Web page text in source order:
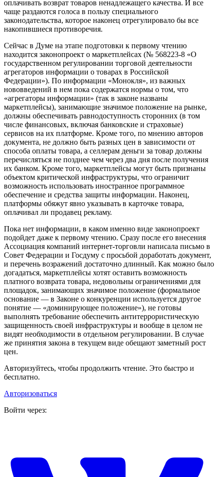
оплачивать возврат товаров ненадлежащего качества. И все
чаще раздаются голоса в пользу специального
законодательства, которое наконец отрегулировало бы все
накопившиеся противоречия.
Сейчас в Думе на этапе подготовки к первому чтению
находится законопроект о маркетплейсах (№ 568223-8 «О
государственном регулировании торговой деятельности
агрегаторов информации о товарах в Российской
Федерации»). По информации «Монокля», из важных
нововведений в нем пока содержатся нормы о том, что
«агрегаторы информации» (так в законе названы
маркетплейсы), занимающие значимое положение на рынке,
должны обеспечивать равнодоступность сторонних (в том
числе финансовых, включая банковские и страховые)
сервисов на их платформе. Кроме того, по мнению авторов
документа, не должно быть разных цен в зависимости от
способа оплаты товара, а селлерам деньги за товар должны
перечисляться не позднее чем через два дня после получения
их банком. Кроме того, маркетплейсы могут быть признаны
объектом критической инфраструктуры, что ограничит
возможность использовать иностранное программное
обеспечение и средства защиты информации. Наконец,
платформы обяжут явно указывать в карточке товара,
оплачивал ли продавец рекламу.
Пока нет информации, в каком именно виде законопроект
подойдет даже к первому чтению. Сразу после его внесения
Ассоциация компаний интернет-торговли написала письмо в
Совет Федерации и Госдуму с просьбой доработать документ,
и перечень возражений достаточно длинный. Как можно было
догадаться, маркетплейсы хотят оставить возможность
платного возврата товара, недовольны ограничениями для
площадок, занимающих значимое положение (формальное
основание — в Законе о конкуренции используется другое
понятие — «доминирующее положение»), не готовы
выполнять требование обеспечить антитеррористическую
защищенность своей инфраструктуры и вообще в целом не
видят необходимости в отдельном регулировании. В случае
же принятия закона в текущем виде обещают заметный рост
цен.
Авторизуйтесь, чтобы продолжить чтение. Это быстро и
бесплатно.
Авторизоваться
Войти через: